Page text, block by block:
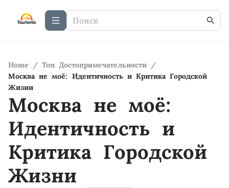
Home / Топ Достопримечательности /
Москва не моё: Идентичность и Критика Городской
Жизни
Москва не моё:
Идентичность и
Критика Городской
Жизни